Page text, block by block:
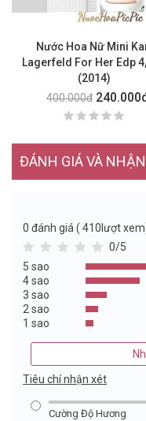
Nước Hoa Nữ Mini
Lagerfeld For Her Edp
(2014)
400.000đ
ĐÁNH GIÁ VÀ
0 đánh giá ( 410lượt
0/5
5 sao
4 sao
3 sao
2 sao
1 sao
Tiêu chí nhận xét
Cường Độ Hương